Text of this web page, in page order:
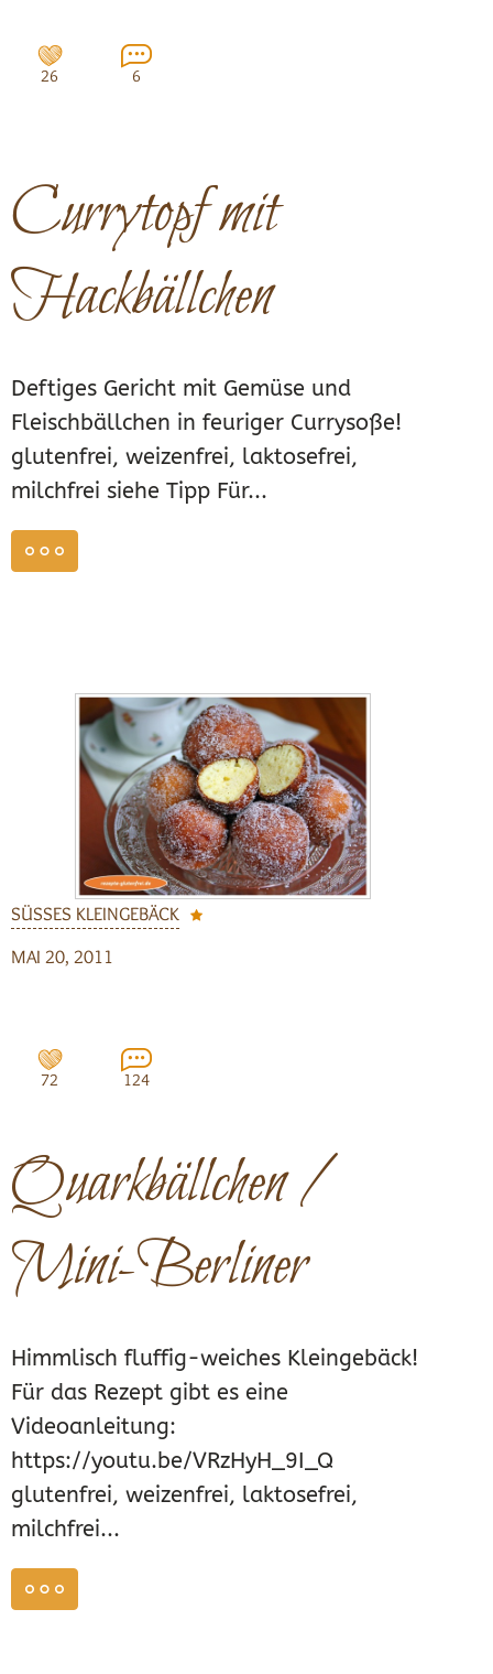
26 6
Currytopf mit
Hackbällchen
Deftiges Gericht mit Gemüse und
Fleischbällchen in feuriger Currysoße!
glutenfrei, weizenfrei, laktosefrei,
milchfrei siehe Tipp Für...
SÜSSES KLEINGEBÄCK
MAI 20, 2011
72 124
Quarkbällchen /
Mini-Berliner
Himmlisch fluffig-weiches Kleingebäck!
Für das Rezept gibt es eine
Videoanleitung:
https://youtu.be/VRzHyH_9I_Q
glutenfrei, weizenfrei, laktosefrei,
milchfrei...